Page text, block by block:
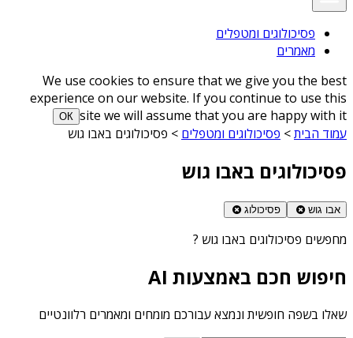
פסיכולוגים ומטפלים
מאמרים
We use cookies to ensure that we give you the best
experience on our website. If you continue to use this
site we will assume that you are happy with it
ОК
עמוד הבית> פסיכולוגים ומטפלים > פסיכולוגים באבו גוש
פסיכולוגים באבו גוש
אבו גוש פסיכולוג
מחפשים פסיכולוגים באבו גוש ?
חיפוש חכם באמצעות AI
שאלו בשפה חופשית ונמצא עבורכם מומחים ומאמרים רלוונטיים